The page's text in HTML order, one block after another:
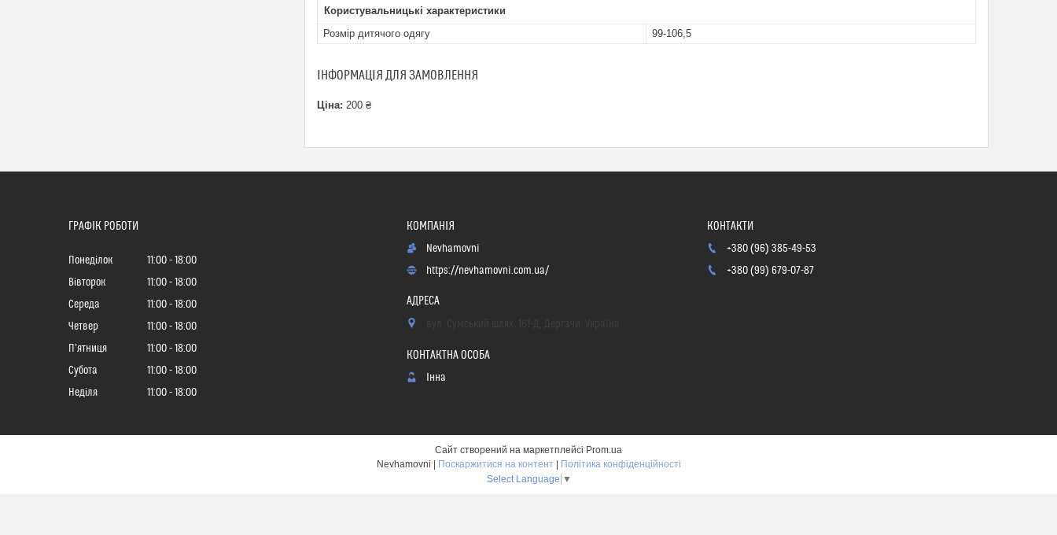
Користувальницькі характеристики
Розмір дитячого одягу
99-106,5
ІНФОРМАЦІЯ ДЛЯ ЗАМОВЛЕННЯ
Ціна: 200 ₴
ГРАФІК РОБОТИ
Понеділок 11:00
18:00
Вівторок
11:00
18:00
Середа
11:00
18:00
Четвер
11:00
18:00
Пʼятниця
11:00
18:00
Субота
11:00
18:00
Неділя
11:00 18:00
Nevhamovni
https://nevhamovni.com.ua/
Інна
+380 (96) 385-49-53
+380 (99) 679-07-87
Сайт створений на маркетплейсі Prom.ua
Поскаржитися на контент
Політика конфіденційності
Select Language ▼